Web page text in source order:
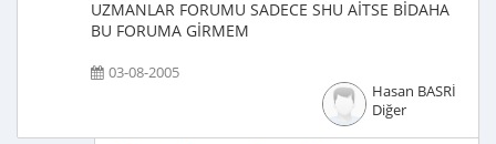
UZMANLAR FORUMU SADECE SHU AİTSE BİDAHA
BU FORUMA GİRMEM
03-08-2005
Hasan BASRİ
Diğer